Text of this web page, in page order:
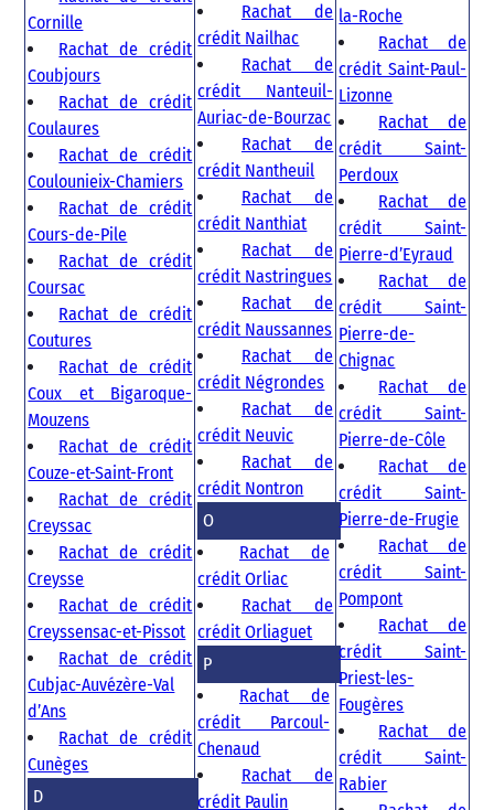
Cornille
Rachat de crédit
Coubjours
Rachat de crédit
Coulaures
Rachat de crédit
Coulounieix-Chamiers
Rachat de crédit
Cours-de-Pile
Rachat de crédit
Coursac
Rachat de crédit
Coutures
Rachat de crédit
Coux et Bigaroque-
Mouzens
Rachat de crédit
Couze-et-Saint-Front
Rachat de crédit
Creyssac
Rachat de crédit
Creysse
Rachat de crédit
Creyssensac-et-Pissot
Rachat de crédit
Cubjac-Auvézère-Val
d’Ans
Rachat de crédit
Cunèges
D
Rachat de
crédit Nailhac
Rachat de
crédit Nanteuil-
Auriac-de-Bourzac
Rachat de
crédit Nantheuil
Rachat de
crédit Nanthiat
Rachat de
crédit Nastringues
Rachat de
crédit Naussannes
Rachat de
crédit Négrondes
Rachat de
crédit Neuvic
Rachat de
crédit Nontron
O
Rachat de
crédit Orliac
Rachat de
crédit Orliaguet
P
Rachat de
crédit Parcoul-
Chenaud
Rachat de
crédit Paulin
la-Roche
Rachat de
crédit Saint-Paul-
Lizonne
Rachat de
crédit Saint-
Perdoux
Rachat de
crédit Saint-
Pierre-d’Eyraud
Rachat de
crédit Saint-
Pierre-de-
Chignac
Rachat de
crédit Saint-
Pierre-de-Côle
Rachat de
crédit Saint-
Pierre-de-Frugie
Rachat de
crédit Saint-
Pompont
Rachat de
crédit Saint-
Priest-les-
Fougères
Rachat de
crédit Saint-
Rabier